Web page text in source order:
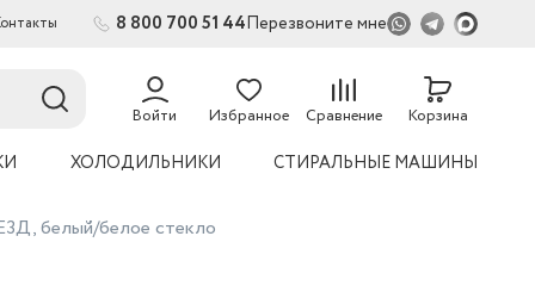
8 800 700 51 44Перезвоните мне
Войти Избранное Сравнение Корзина
ХОЛОДИЛЬНИКИ СТИРАЛЬНЫЕ МАШИНЫ
белый/белое стекло